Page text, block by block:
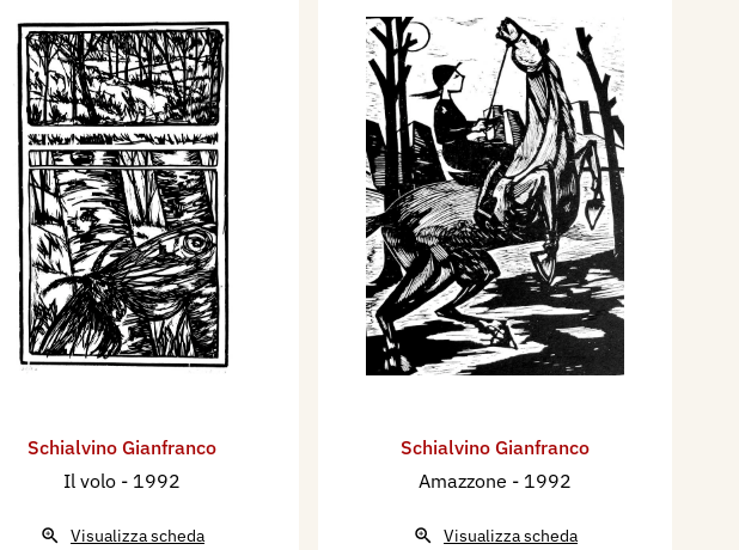
Schialvino ​Gianfranco
Il volo - 1992
Visualizza scheda
Schialvino ​Gianfranco
Amazzone - 1992
Visualizza scheda